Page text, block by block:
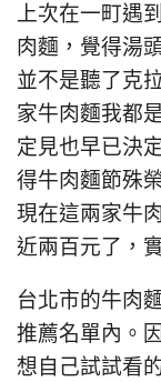
上次在一町遇
肉麵，覺得湯
並不是聽了克
家牛肉麵我都
定見也早已決
得牛肉麵節殊
現在這兩家牛
近兩百元了，
台北市的牛肉
推薦名單內。
想自己試試看